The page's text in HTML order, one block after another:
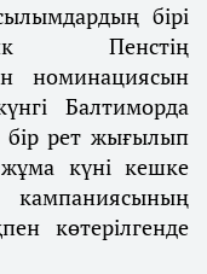
бірі
Пенстің
номинациясын
Балтиморда
бір рет жығылып
күні кешке
көтерілгенде